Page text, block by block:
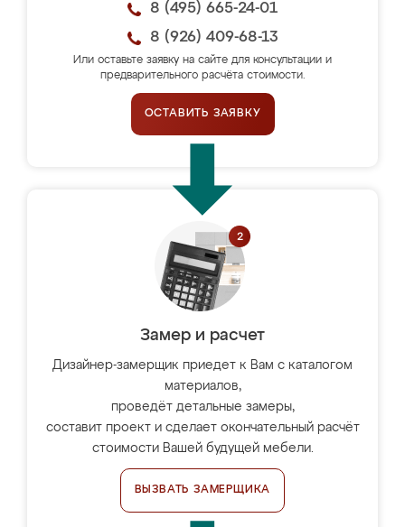
8 (495) 665-24-01
8 (926) 409-68-13
Или оставьте заявку на сайте для консультации и
предварительного расчёта стоимости.
ОСТАВИТЬ ЗАЯВКУ
Замер и расчет
Дизайнер-замерщик приедет к Вам с каталогом
материалов,
проведёт детальные замеры,
составит проект и сделает окончательный расчёт
стоимости Вашей будущей мебели.
ВЫЗВАТЬ ЗАМЕРЩИКА